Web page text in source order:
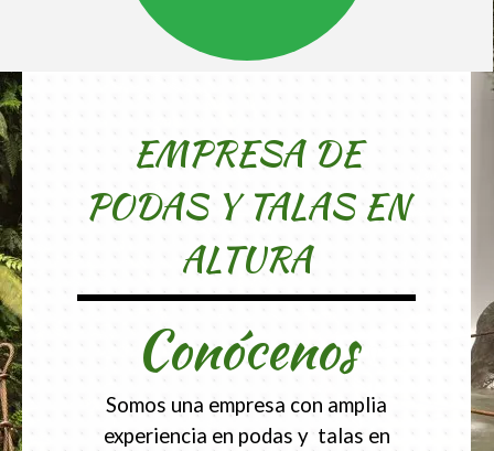
EMPRESA DE
PODAS Y TALAS EN
ALTURA
Conócenos
Somos una empresa con amplia
experiencia en podas y talas en